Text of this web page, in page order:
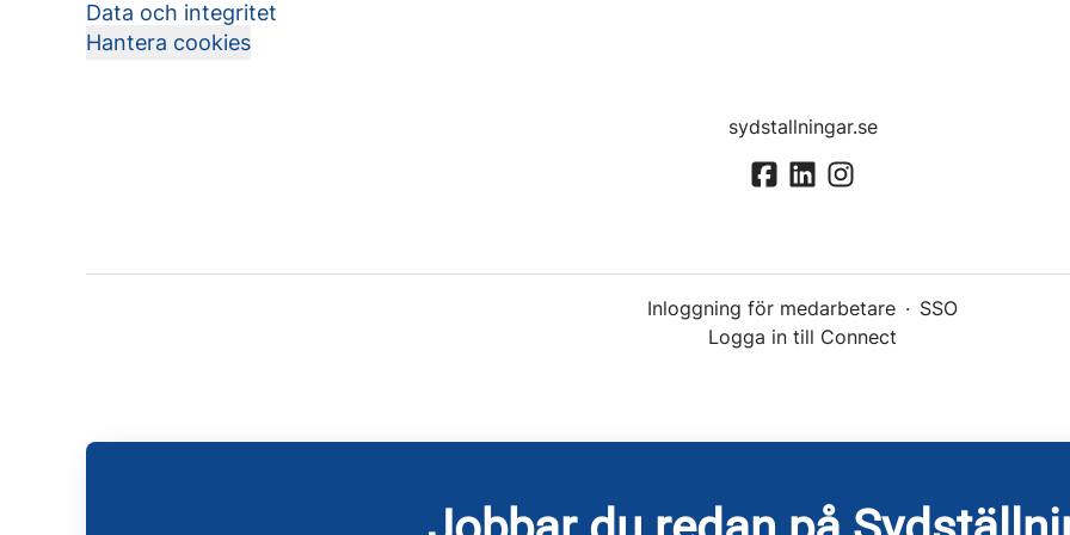
Data och integritet
Hantera cookies
sydstallningar.se
Inloggning för medarbetare · SSO
Logga in till Connect